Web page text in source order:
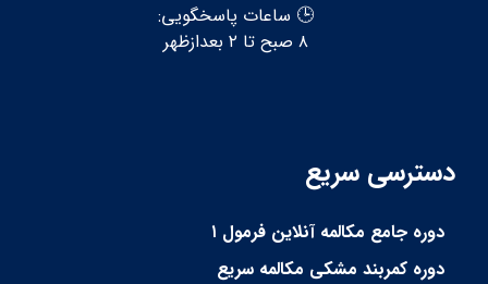
🕒 ساعات پاسخگویی:
۸ صبح تا ۲ بعدازظهر
دسترسی سریع
دوره جامع مکالمه آنلاین فرمول ۱
دوره کمربند مشکی مکالمه سریع